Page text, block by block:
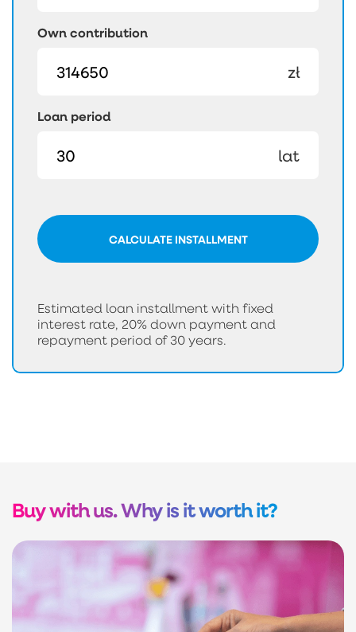
Own contribution
zł
Loan period
lat
CALCULATE INSTALLMENT
Estimated loan installment with fixed
interest rate, 20% down payment and
repayment period of 30 years.
Buy with us. Why is it worth it?